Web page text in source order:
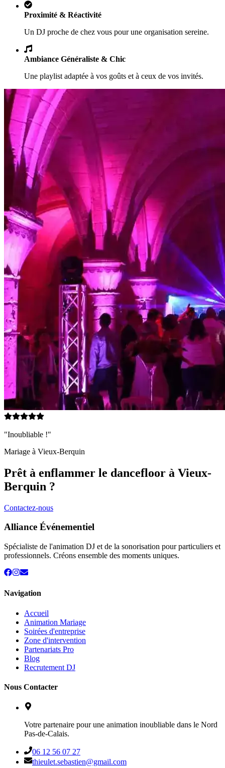
Proximité & Réactivité
Un DJ proche de chez vous pour une organisation sereine.
Ambiance Généraliste & Chic
Une playlist adaptée à vos goûts et à ceux de vos invités.
"Inoubliable !"
Mariage à Vieux-Berquin
Prêt à enflammer le dancefloor à Vieux-
Berquin ?
Contactez-nous
Alliance Événementiel
Spécialiste de l'animation DJ et de la sonorisation pour particuliers et
professionnels. Créons ensemble des moments uniques.
Navigation
Accueil
Animation Mariage
Soirées d'entreprise
Zone d'intervention
Partenariats Pro
Blog
Recrutement DJ
Nous Contacter
Votre partenaire pour une animation inoubliable dans le Nord
Pas-de-Calais.
06 12 56 07 27
thieulet.sebastien@gmail.com